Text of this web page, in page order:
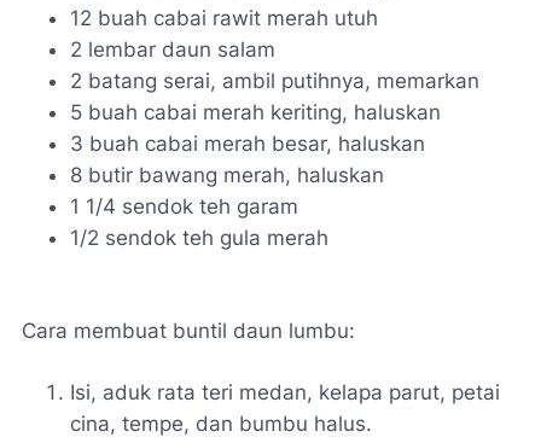
12 buah cabai rawit merah utuh
2 lembar daun salam
2 batang serai, ambil putihnya, memarkan
5 buah cabai merah keriting, haluskan
3 buah cabai merah besar, haluskan
8 butir bawang merah, haluskan
1 1/4 sendok teh garam
1/2 sendok teh gula merah
Cara membuat buntil daun lumbu:
Isi, aduk rata teri medan, kelapa parut, petai
cina, tempe, dan bumbu halus.